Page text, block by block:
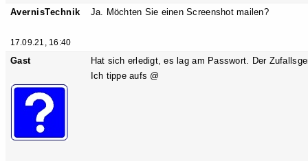
AvernisTechnik
17.09.21, 16:40
Ja. Möchten Sie einen Screenshot mailen?
Gast
Hat sich erledigt, es lag am Passwort. Der
Ich tippe aufs @